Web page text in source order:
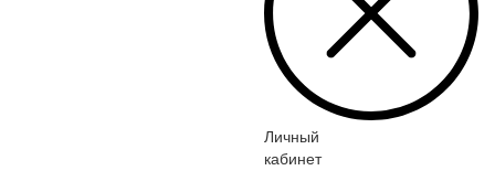
Личный
кабинет